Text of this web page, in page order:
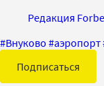
Редакция
#Внуково #аэропорт
Подписаться